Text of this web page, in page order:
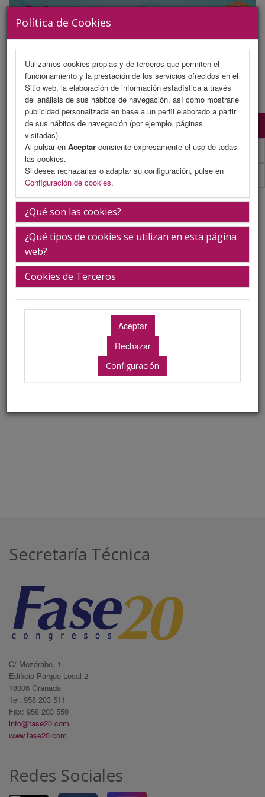
Política de Cookies
Utilizamos cookies propias y de terceros que permiten el
funcionamiento y la prestación de los servicios ofrecidos en el
Sitio web, la elaboración de información estadística a través
del análisis de sus hábitos de navegación, así como mostrarle
publicidad personalizada en base a un perfil elaborado a partir
de sus hábitos de navegación (por ejemplo, páginas
visitadas).
Al pulsar en Aceptar consiente expresamente el uso de todas
las cookies.
Si desea rechazarlas o adaptar su configuración, pulse en
Configuración de cookies.
¿Qué son las cookies?
¿Qué tipos de cookies se utilizan en esta página
web?
Cookies de Terceros
Configuración
MENU
Comité Organizador
Comité Científico
Comité De Honor
Comité Organizador
Miembro
Hospital Universitario de Jaén.
Biografía
Jefe de Servicio de Urgencias
Hospital Universitario de Jaén
Servicio Andaluz de Salud. Consejería de Salud de la
Junta de Andalucía
Secretaría Técnica
C/ Mozárabe, 1
Edificio Parque Local 2
18006 Granada
Tel: 958 203 511
Fax: 958 203 550
info@fase20.com
www.fase20.com
Redes Sociales